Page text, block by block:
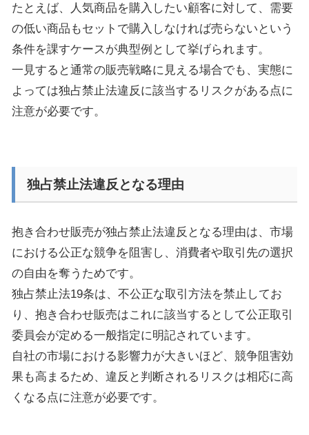
たとえば、人気商品を購入したい顧客に対して、需要
の低い商品もセットで購入しなければ売らないという
条件を課すケースが典型例として挙げられます。
一見すると通常の販売戦略に見える場合でも、実態に
よっては独占禁止法違反に該当するリスクがある点に
注意が必要です。
独占禁止法違反となる理由
抱き合わせ販売が独占禁止法違反となる理由は、市場
における公正な競争を阻害し、消費者や取引先の選択
の自由を奪うためです。
独占禁止法19条は、不公正な取引方法を禁止してお
り、抱き合わせ販売はこれに該当するとして公正取引
委員会が定める一般指定に明記されています。
自社の市場における影響力が大きいほど、競争阻害効
果も高まるため、違反と判断されるリスクは相応に高
くなる点に注意が必要です。